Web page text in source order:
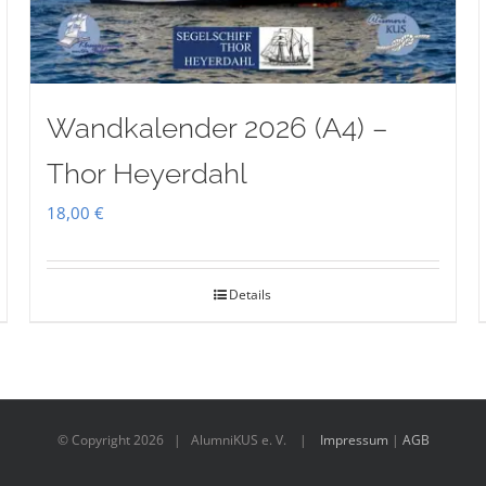
Wandkalender 2026 (A4) –
Thor Heyerdahl
18,00€
Details
© Copyright2026 | AlumniKUS e. V. | Impressum | AGB